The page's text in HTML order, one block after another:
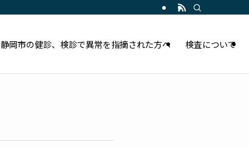
静岡市の健診、検診で異常を指摘された方へ 検査について